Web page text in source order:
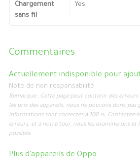
Chargement
sans fil
Yes
Commentaires
Actuellement indisponible pour
Note de non-responsabilité
Remarque : Cette page peut contenir des
les prix des appareils, nous ne pouvons donc pas
informations sont correctes à 100 %. Contactez-
erreurs, et à notre tour, nous les examinerons et
possible.
Plus d'appareils de Oppo